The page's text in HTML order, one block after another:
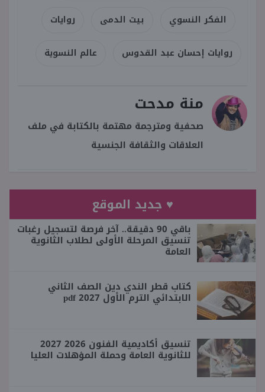
الفكر النسوي بيت الدمى روايات
روايات إحسان عبد القدوس عالم النسوية
منة مدحت
صحفية ومترجمة مهتمة بالكتابة في ملف
العلاقات والثقافة الجنسية
♥ جديد الموقع
باقي 90 دقيقة.. آخر فرصة لتسجيل رغبات
تنسيق المرحلة الأولى لطلاب الثانوية
العامة
كتاب قطر الندي دين الصف الثاني
الابتدائي الترم الأول 2027 pdf
تنسيق أكاديمية الفنون 2026 2027
للثانوية العامة وحملة المؤهلات العليا